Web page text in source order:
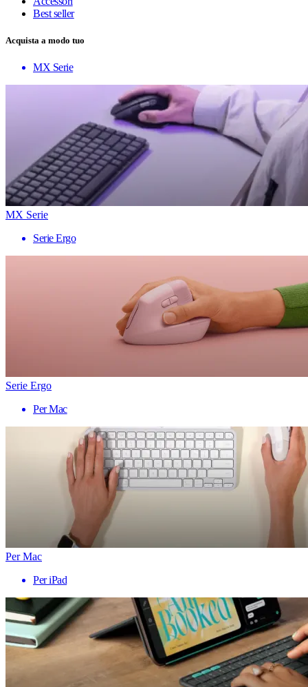
Best seller
Acquista a modo tuo
MX Serie
MX Serie
Serie Ergo
Serie Ergo
Per Mac
Per Mac
Per iPad